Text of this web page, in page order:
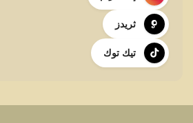
ثريدز
تيك توك